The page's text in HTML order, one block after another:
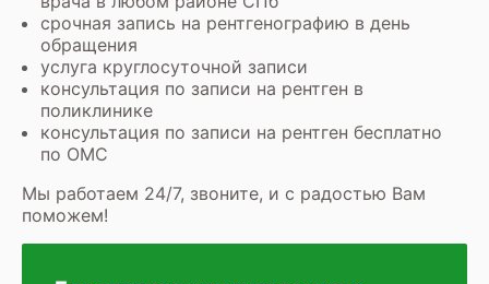
срочная запись на рентгенографию в день
обращения
услуга круглосуточной записи
консультация по записи на рентген в
поликлинике
консультация по записи на рентген бесплатно
по ОМС
Мы работаем 24/7, звоните, и с радостью Вам
поможем!